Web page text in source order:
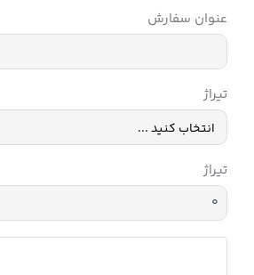
عنوان سفارش
تیراژ
تیراژ